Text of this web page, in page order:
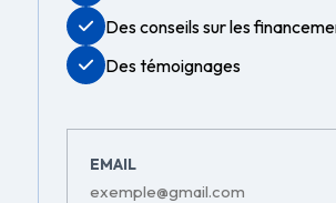
Des conseils sur les
Des témoignages
EMAIL